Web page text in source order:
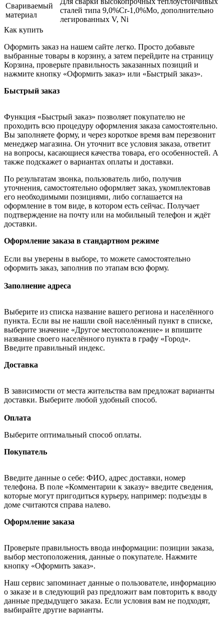
Свариваемый
материал
сталей типа 9,0%Cr-1,0%Mo, дополнительно
легированных V, Ni
Как купить
Оформить заказ на нашем сайте легко. Просто добавьте
выбранные товары в корзину, а затем перейдите на страницу
Корзина, проверьте правильность заказанных позиций и
нажмите кнопку «Оформить заказ» или «Быстрый заказ».
Быстрый заказ
Функция «Быстрый заказ» позволяет покупателю не
проходить всю процедуру оформления заказа самостоятельно.
Вы заполняете форму, и через короткое время вам перезвонит
менеджер магазина. Он уточнит все условия заказа, ответит
на вопросы, касающиеся качества товара, его особенностей. А
также подскажет о вариантах оплаты и доставки.
По результатам звонка, пользователь либо, получив
уточнения, самостоятельно оформляет заказ, укомплектовав
его необходимыми позициями, либо соглашается на
оформление в том виде, в котором есть сейчас. Получает
подтверждение на почту или на мобильный телефон и ждёт
доставки.
Оформление заказа в стандартном режиме
Если вы уверены в выборе, то можете самостоятельно
оформить заказ, заполнив по этапам всю форму.
Заполнение адреса
Выберите из списка название вашего региона и населённого
пункта. Если вы не нашли свой населённый пункт в списке,
выберите значение «Другое местоположение» и впишите
название своего населённого пункта в графу «Город».
Введите правильный индекс.
Доставка
В зависимости от места жительства вам предложат варианты
доставки. Выберите любой удобный способ.
Оплата
Выберите оптимальный способ оплаты.
Покупатель
Введите данные о себе: ФИО, адрес доставки, номер
телефона. В поле «Комментарии к заказу» введите сведения,
которые могут пригодиться курьеру, например: подъезды в
доме считаются справа налево.
Оформление заказа
Проверьте правильность ввода информации: позиции заказа,
выбор местоположения, данные о покупателе. Нажмите
кнопку «Оформить заказ».
Наш сервис запоминает данные о пользователе, информацию
о заказе и в следующий раз предложит вам повторить к вводу
данные предыдущего заказа. Если условия вам не подходят,
выбирайте другие варианты.